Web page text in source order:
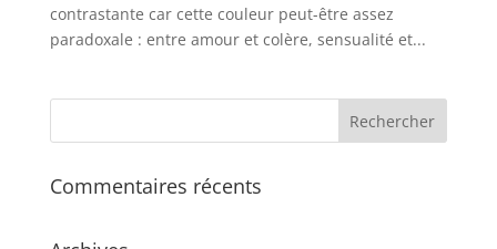
contrastante car cette couleur peut-être assez
paradoxale : entre amour et colère, sensualité et...
Commentaires récents